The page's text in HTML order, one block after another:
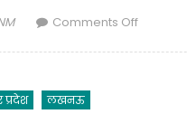
बढ़
Comments Offon
प्रदेश लखनऊ